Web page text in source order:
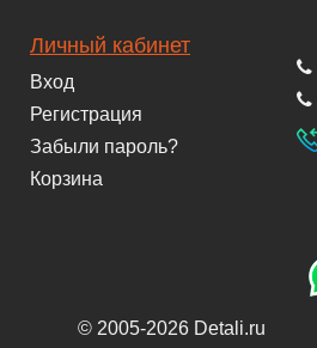
Личный кабинет
Вход
Регистрация
Забыли пароль?
Корзина
© 2005-2026 Detali.ru